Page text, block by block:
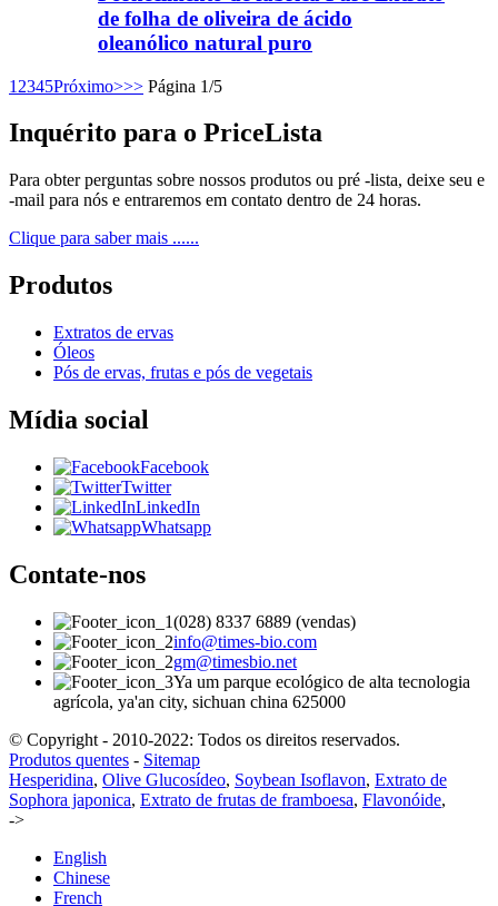
de folha de oliveira de ácido
oleanólico natural puro
1 2345Próximo>>> Página 1/5
Inquérito para o PriceLista
Para obter perguntas sobre nossos produtos ou pré -lista, deixe seu e
-mail para nós e entraremos em contato dentro de 24 horas.
Clique para saber mais ......
Produtos
Extratos de ervas
Óleos
Pós de ervas, frutas e pós de vegetais
Mídia social
Facebook
Twitter
LinkedIn
Whatsapp
Contate-nos
(028) 8337 6889 (vendas)
info@times-bio.com
gm@timesbio.net
Ya um parque ecológico de alta tecnologia
agrícola, ya'an city, sichuan china 625000
© Copyright - 2010-2022: Todos os direitos reservados.
Produtos quentes - Sitemap
Hesperidina, Olive Glucosídeo, Soybean Isoflavon, Extrato de
Sophora japonica, Extrato de frutas de framboesa, Flavonóide,
->
English
Chinese
French